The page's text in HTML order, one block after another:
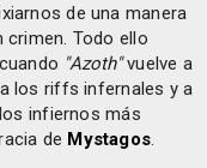
de una manera
crimen. Todo ello
"Azoth"vuelve a
los riffs infernales y a
infiernos más
de Mystagos.